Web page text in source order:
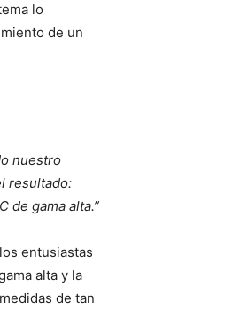
lo
de un
nuestro
resultado:
de gama alta.”
entusiastas
alta y la
de tan